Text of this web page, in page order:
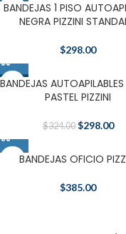
BANDEJAS 1 PISO
NEGRA PIZZINI
$298.00
-8%
BANDEJAS AUTOAPILABLES
PASTEL PIZZINI
$324.00 $298.00
BANDEJAS OFICIO
$385.00